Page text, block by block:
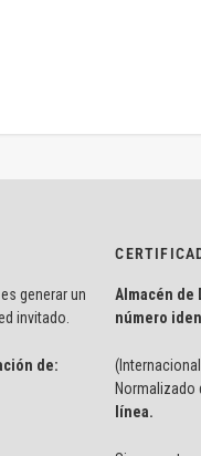
generar un
invitado.
de:
Almacén de
número
Normalizado
línea.